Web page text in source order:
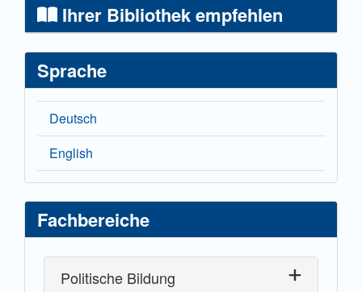
Ihrer Bibliothek empfehlen
Sprache
Deutsch
English
Fachbereiche
Politische Bildung